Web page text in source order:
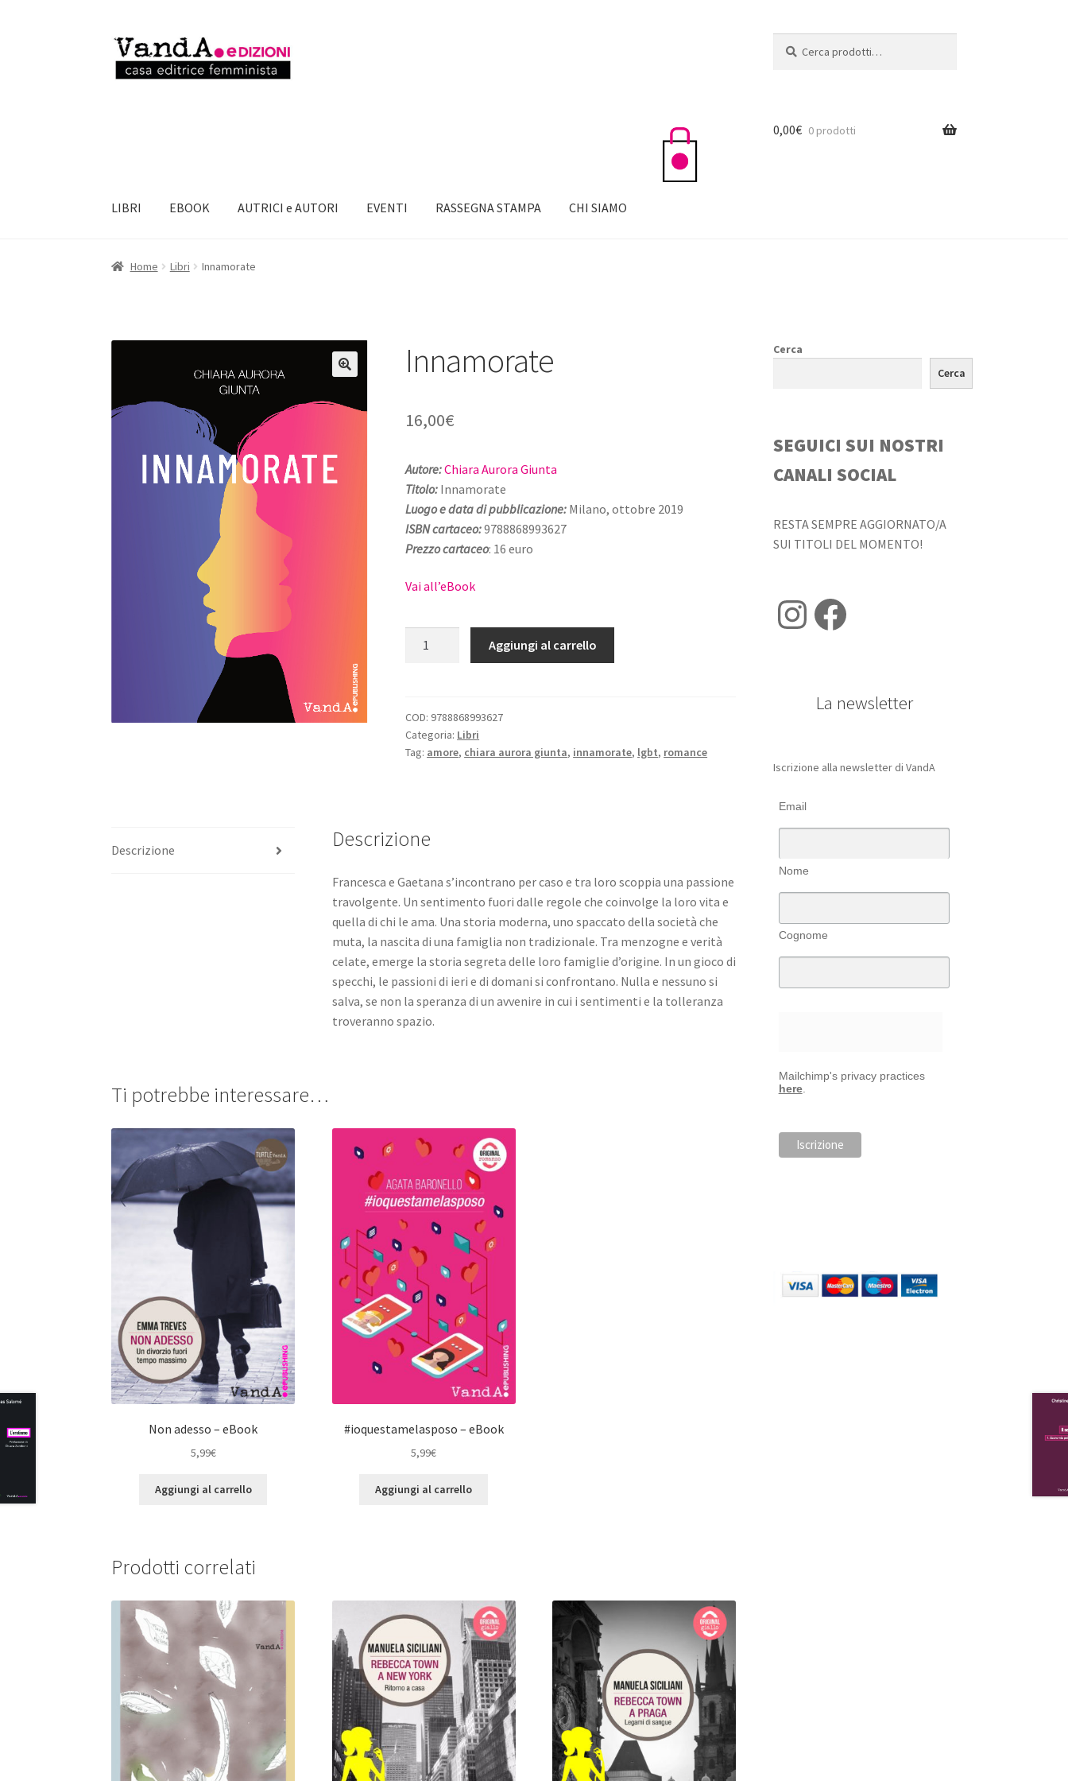
Vai
alla
navigazione
Vai
al
contenuto
LIBRI EBOOK AUTRICI e AUTORI EVENTI RASSEGNA STAMPA CHI SIAMO
0,00€ 0 prodotti
Home Libri Innamorate
Innamorate
16,00€
Autore:Chiara Aurora Giunta
Titolo: Innamorate
Luogo e data di pubblicazione: Milano, ottobre 2019
ISBN cartaceo:9788868993627
Prezzo cartaceo: 16 euro
Vai all’eBook
Aggiungi al carrello
COD: 9788868993627
Categoria: Libri
Tag: amore, chiara aurora giunta, innamorate, lgbt, romance
Descrizione Descrizione
Francesca e Gaetana s’incontrano per caso e tra loro scoppia una passione
travolgente. Un sentimento fuori dalle regole che coinvolge la loro vita e
quella di chi le ama. Una storia moderna, uno spaccato della società che
muta, la nascita di una famiglia non tradizionale. Tra menzogne e verità
celate, emerge la storia segreta delle loro famiglie d’origine. In un gioco di
specchi, le passioni di ieri e di domani si confrontano. Nulla e nessuno si
salva, se non la speranza di un avvenire in cui i sentimenti e la tolleranza
troveranno spazio.
Ti potrebbe interessare…
Non adesso – eBook
5,99€
Aggiungi al carrello
#ioquestamelasposo – eBook
5,99€
Aggiungi al carrello
Prodotti correlati
Cerca
Cerca
SEGUICI SUI NOSTRI
CANALI SOCIAL
RESTA SEMPRE AGGIORNATO/A
SUI TITOLI DEL MOMENTO!
Instagram
Facebook
La newsletter
Iscrizione alla newsletter di VandA
Email
Nome
Cognome
Mailchimp's privacy practices
here.